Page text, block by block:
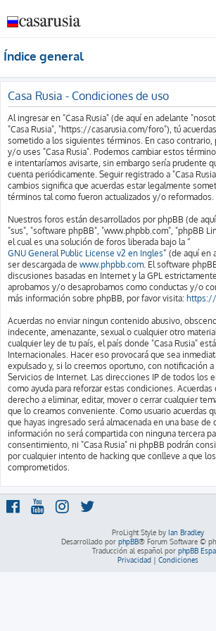
Índice general
Casa Rusia - Condiciones de uso
Al ingresar en "Casa Rusia" (de aquí en adelante
"Casa Rusia", "https://casarusia.com/foro"), tú
sometido a los siguientes términos. En caso
y/o uses "Casa Rusia". Podemos cambiar estos
e intentaríamos avisarte, sin embargo sería prudente
cuenta periódicamente. Seguir registrado a "Casa
cambios significa que acuerdas estar legalmente
términos tal como fueron actualizados y/o reformados.
Nuestros foros están desarrollados por phpBB (de
"sus", "software phpBB", "www.phpbb.com", "phpBB
el cual es una solución de foros liberada bajo la “
GNU General Public License v2 en Ingles” (de aquí en
ser descargada de www.phpbb.com. El software
discusiones basadas en Internet y la GPL
aprobamos y/o desaprobamos como conductas y/o
más información sobre phpBB, por favor visita:
Acuerdas no enviar ningun contenido abusivo,
indecente, amenazante, sexual o cualquier otro
cualquier ley de tu país, el país donde "Casa Rusia"
Internacionales. Hacer eso provocará que sea
expulsado y, si lo creemos oportuno, con notificación a
Servicios de Internet. Las direcciones IP de todos los
como ayuda para reforzar estas condiciones. Acuerdas
derecho a eliminar, editar, mover o cerrar cualquier
que lo creamos conveniente. Como usuario acuerdas
que hayas ingresado será almacenada en una base de
información no será compartida con ninguna tercera
consentimiento, ni "Casa Rusia" ni phpBB podrán
por cualquier intento de hacking que conlleve a que
comprometidos.
ProLight Style by Ian Bradley
Desarrollado por phpBB® Forum Software ©
Traducción al español por phpBB
Privacidad| Condiciones